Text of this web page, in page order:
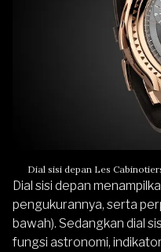
Dial sisi depan Les
Dial sisi depan
pengukurannya, serta
bawah). Sedangkan dial
fungsi astronomi,